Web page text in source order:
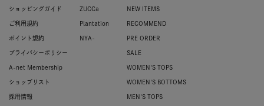
ショッピングガイド
ご利用規約
ポイント規約
プライバシーポリシー
A-net Membership
ショップリスト
採用情報
ZUCCa
Plantation
NYA-
NEW ITEMS
RECOMMEND
PRE ORDER
SALE
WOMEN'S TOPS
WOMEN'S BOTTOMS
MEN'S TOPS